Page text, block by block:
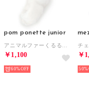
pom ponette junior
￥1,100
60%
￥
50%